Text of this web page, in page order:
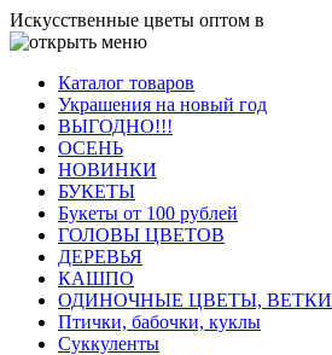
Искусственные цветы оптом в
Каталог товаров
Украшения на новый год
ВЫГОДНО!!!
ОСЕНЬ
НОВИНКИ
БУКЕТЫ
Букеты от 100 рублей
ГОЛОВЫ ЦВЕТОВ
ДЕРЕВЬЯ
КАШПО
ОДИНОЧНЫЕ ЦВЕТЫ, ВЕТКИ
Птички, бабочки, куклы
Суккуленты